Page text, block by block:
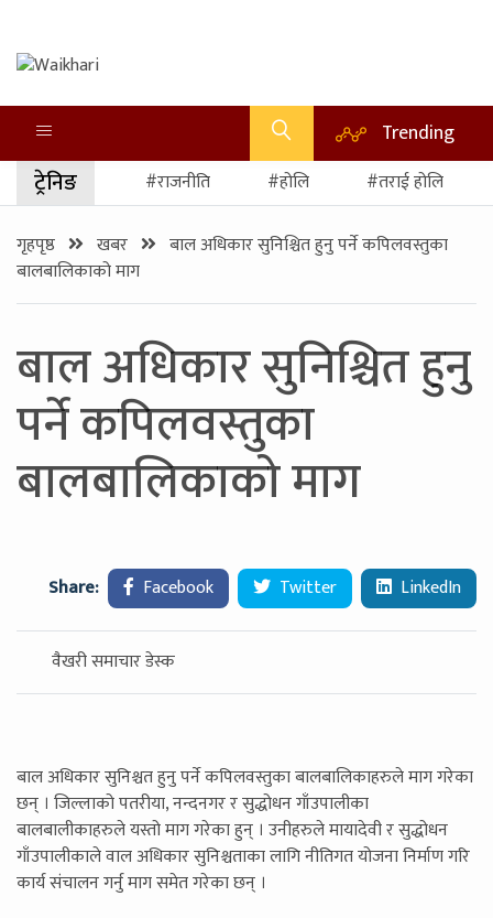
Trending
ट्रेनिङ #राजनीति #होलि #तराई होलि
गृहपृष्ठ खबर
बाल अधिकार सुनिश्चित हुनु पर्ने कपिलवस्तुका
बालबालिकाको माग
बाल अधिकार सुनिश्चित हुनु
पर्ने कपिलवस्तुका
बालबालिकाको माग
Share: Facebook Twitter LinkedIn
वैखरी समाचार डेस्क
बाल अधिकार सुनिश्चत हुनु पर्ने कपिलवस्तुका बालबालिकाहरुले माग गरेका
छन् । जिल्लाको पतरीया, नन्दनगर र सुद्धोधन गाँउपालीका
बालबालीकाहरुले यस्तो माग गरेका हुन् । उनीहरुले मायादेवी र सुद्धोधन
गाँउपालीकाले वाल अधिकार सुनिश्चताका लागि नीतिगत योजना निर्माण गरि
कार्य संचालन गर्नु माग समेत गरेका छन् ।